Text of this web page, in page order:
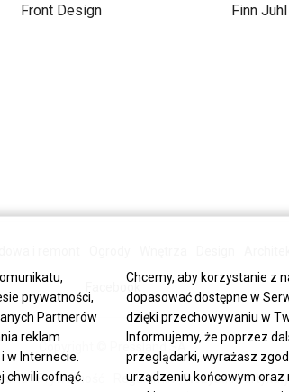
Front Design
Finn Juhl
Copyright © Pressland SA
Prywatność Regulamin Wszystkie artykuły
prywatności,
Partnerów
reklam
w Internecie.
chwili cofnąć.
Chcemy, aby korzystanie z
dopasować dostępne w
dzięki przechowywaniu w
Informujemy, że poprzez
przeglądarki, wyrażasz
urządzeniu końcowym oraz